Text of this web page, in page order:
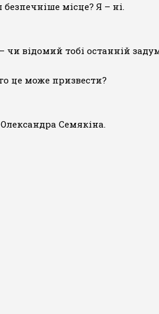
місце? Я – ні.
чи відомий тобі останній
це може призвести?
Семякіна.